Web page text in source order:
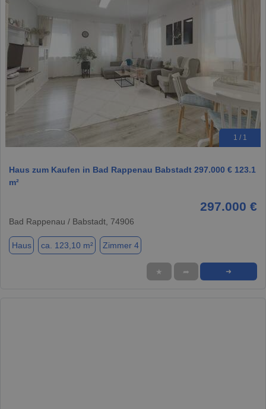
1 / 1
Haus zum Kaufen in Bad Rappenau Babstadt 297.000 € 123.1
m²
297.000 €
Bad Rappenau / Babstadt, 74906
Haus ca. 123,10 m² Zimmer 4
★ ➦ ➜